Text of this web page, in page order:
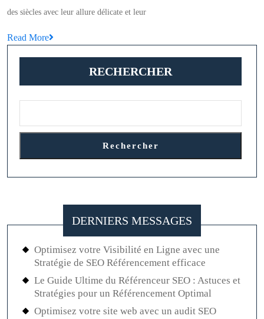
et
des siècles avec leur allure délicate et leur
Read More
RECHERCHER
Rechercher
DERNIERS MESSAGES
Optimisez votre Visibilité en Ligne avec une
Stratégie de SEO Référencement efficace
Le Guide Ultime du Référenceur SEO : Astuces et
Stratégies pour un Référencement Optimal
Optimisez votre site web avec un audit SEO